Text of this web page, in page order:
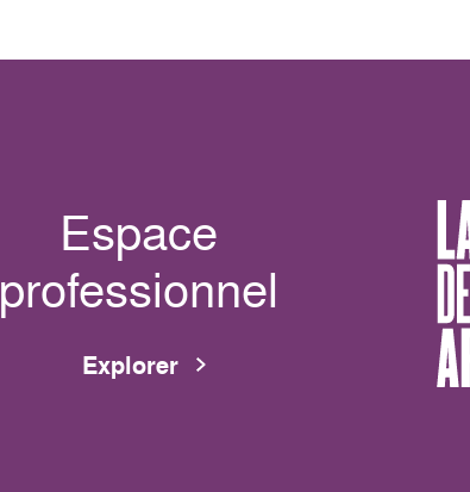
Espace
professionnel
Explorer